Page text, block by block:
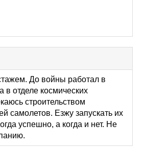
До войны работал в
в отделе космических
строительством
самолетов. Езжу запускать их
успешно, а когда и нет. Не